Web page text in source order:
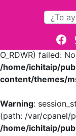
:
php74/
O_RDWR) failed:
/home/ichitaip/
content/themes/
Warning:
(path: /var/cpanel/
/home/ichitaip/